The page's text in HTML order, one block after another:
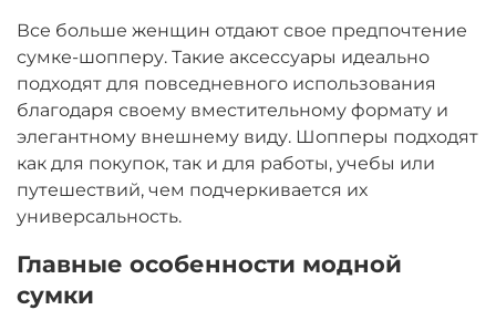
Все больше женщин отдают свое предпочтение
сумке-шопперу. Такие аксессуары идеально
подходят для повседневного использования
благодаря своему вместительному формату и
элегантному внешнему виду. Шопперы подходят
как для покупок, так и для работы, учебы или
путешествий, чем подчеркивается их
универсальность.
Главные особенности модной
сумки